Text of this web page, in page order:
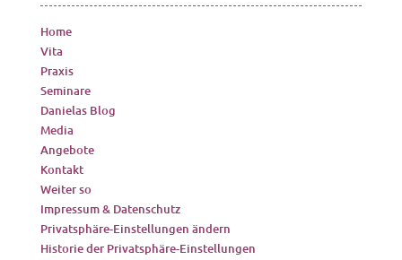
Home
Vita
Praxis
Seminare
Danielas Blog
Media
Angebote
Kontakt
Weiter so
Impressum & Datenschutz
Privatsphäre-Einstellungen ändern
Historie der Privatsphäre-Einstellungen